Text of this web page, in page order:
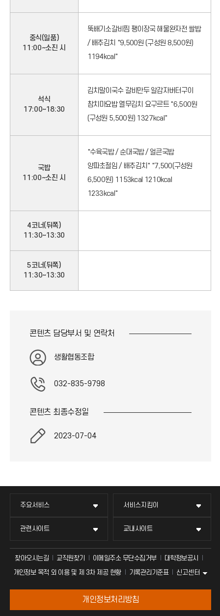
이
중식(일품)
11:00~소진 시
뚝배기소갈비찜 팽이장국 해물완자전 쌀밥
/ 배추김치 "9,500원 (구성원 8,500원)
1194kcal"
석식
17:00~18:30
김치말이국수 갈비만두 알감자버터구이
참치마요밥 열무김치 요구르트 "6,500원
(구성원 5,500원) 1327kcal"
국밥
11:00~소진 시
"수육국밥 / 순대국밥 / 얼큰국밥
양파초절임 / 배추김치" "7,500(구성원
6,500원) 1153kcal 1210kcal
1233kcal"
4코너(뒤쪽)
11:30~13:30
5코너(뒤쪽)
11:30~13:30
콘텐츠 담당부서 및 연락처
생활협동조합
032-835-9798
콘텐츠 최종수정일
2023-07-04
주요서비스 서비스지킴이
관련사이트 교내사이트
찾아오시는길 교직원찾기 이메일주소 무단수집거부
대학정보공시
개인정보 목적 외 이용 및 제 3차 제공 현황
기록관리기준표 신고센터
개인정보처리방침